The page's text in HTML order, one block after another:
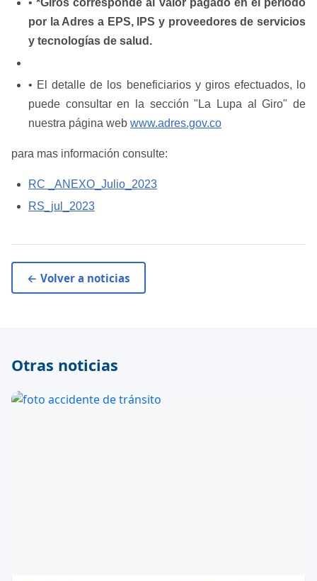
• *Giros corresponde al valor pagado en el periodo
por la Adres a EPS, IPS y proveedores de servicios
y tecnologías de salud.
• El detalle de los beneficiarios y giros efectuados, lo
puede consultar en la sección "La Lupa al Giro" de
nuestra página web www.adres.gov.co​​
para mas información consulte:
RC _ANEXO_Julio_2023
RS_jul_2023​​
← Volver a noticias
Otras noticias